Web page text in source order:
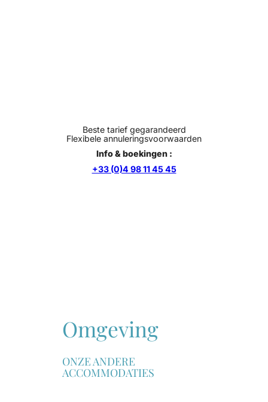
Beste tarief gegarandeerd
Flexibele annuleringsvoorwaarden
Info & boekingen :
+33 (0)4 98 11 45 45
Omgeving
ONZE ANDERE
ACCOMMODATIES